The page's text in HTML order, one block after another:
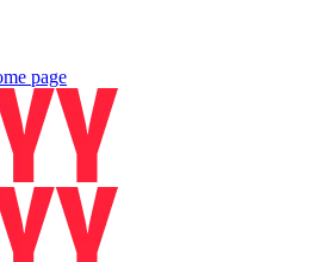
page